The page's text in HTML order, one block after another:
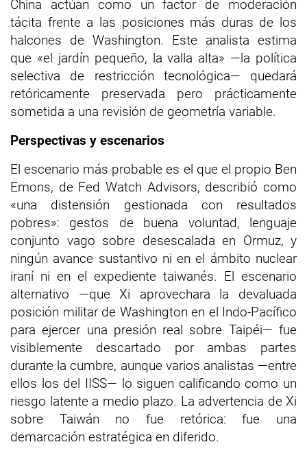
China actúan como un factor de moderación
tácita frente a las posiciones más duras de los
halcones de Washington. Este analista estima
que «el jardín pequeño, la valla alta» —la política
selectiva de restricción tecnológica— quedará
retóricamente preservada pero prácticamente
sometida a una revisión de geometría variable.
Perspectivas y escenarios
El escenario más probable es el que el propio Ben
Emons, de Fed Watch Advisors, describió como
«una distensión gestionada con resultados
pobres»: gestos de buena voluntad, lenguaje
conjunto vago sobre desescalada en Ormuz, y
ningún avance sustantivo ni en el ámbito nuclear
iraní ni en el expediente taiwanés. El escenario
alternativo —que Xi aprovechara la devaluada
posición militar de Washington en el Indo-Pacífico
para ejercer una presión real sobre Taipéi— fue
visiblemente descartado por ambas partes
durante la cumbre, aunque varios analistas —entre
ellos los del IISS— lo siguen calificando como un
riesgo latente a medio plazo. La advertencia de Xi
sobre Taiwán no fue retórica: fue una
demarcación estratégica en diferido.